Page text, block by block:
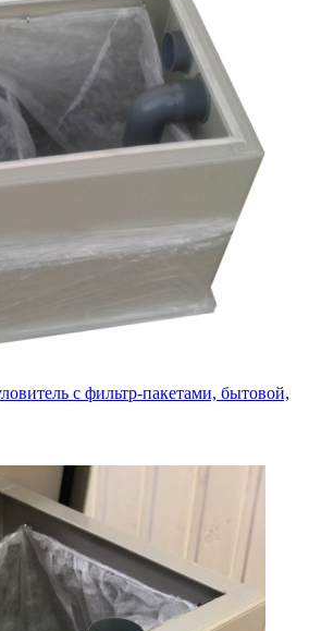
с фильтр-пакетами, бытовой,